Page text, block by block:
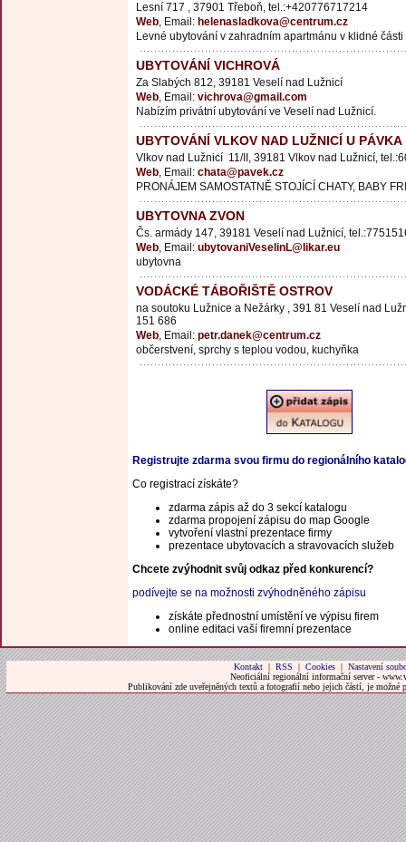
Lesní 717 , 37901 Třeboň, tel.:+420776717214
Web, Email: helenasladkova@centrum.cz
Levné ubytování v zahradním apartmánu v klidné
UBYTOVÁNÍ VICHROVÁ
Za Slabých 812, 39181 Veselí nad Lužnicí
Web, Email: vichrova@gmail.com
Nabízím privátní ubytování ve Veselí nad Lužnicí.
UBYTOVÁNÍ VLKOV NAD LUŽNICÍ U PÁVKA
Vlkov nad Lužnicí 11/II, 39181 Vlkov nad Lužnicí,
Web, Email: chata@pavek.cz
PRONÁJEM SAMOSTATNĚ STOJÍCÍ CHATY, BABY
UBYTOVNA ZVON
Čs. armády 147, 39181 Veselí nad Lužnicí,
Web, Email: ubytovaniVeselinL@likar.eu
ubytovna
VODÁCKÉ TÁBOŘIŠTĚ OSTROV
na soutoku Lužnice a Nežárky , 391 81 Veselí nad
151 686
Web, Email: petr.danek@centrum.cz
občerstvení, sprchy s teplou vodou, kuchyňka
Registrujte zdarma svou firmu do regionálního
Co registrací získáte?
zdarma zápis až do 3 sekcí katalogu
zdarma propojení zápisu do map Google
vytvoření vlastní prezentace firmy
prezentace ubytovacích a stravovacích služeb
Chcete zvýhodnit svůj odkaz před konkurencí?
podívejte se na možnosti zvýhodněného zápisu
získáte přednostní umístění ve výpisu firem
online editaci vaší firemní prezentace
Kontakt| RSS | Cookies| Nastavení
Neoficiální regionální informační server -
Publikování zde uveřejněných textů a fotografií nebo jejich částí, je možné